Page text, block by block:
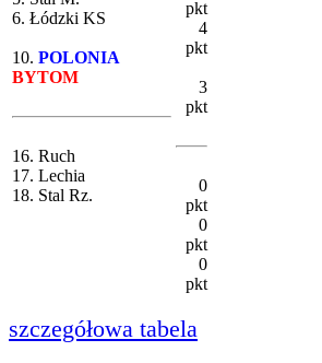
6. Łódzki KS
10. POLONIA
BYTOM
16. Ruch
17. Lechia
18. Stal Rz.
pkt
4
pkt
3
pkt
0
pkt
0
pkt
0
pkt
szczegółowa tabela